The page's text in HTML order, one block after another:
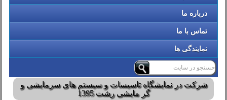
درباره ما
تماس با ما
نمایندگی ها
شرکت در نمایشگاه تاسیسات و سیستم های سرمایشی و
گر مایشی رشت 1395